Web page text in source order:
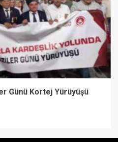
Günü Kortej Yürüyüşü